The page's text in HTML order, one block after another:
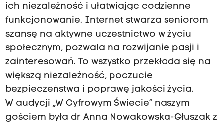
ich niezależność i ułatwiając codzienne
funkcjonowanie. Internet stwarza seniorom
szansę na aktywne uczestnictwo w życiu
społecznym, pozwala na rozwijanie pasji i
zainteresowań. To wszystko przekłada się na
większą niezależność, poczucie
bezpieczeństwa i poprawę jakości życia.
W audycji „W Cyfrowym Świecie” naszym
gościem była dr Anna Nowakowska-Głuszak z